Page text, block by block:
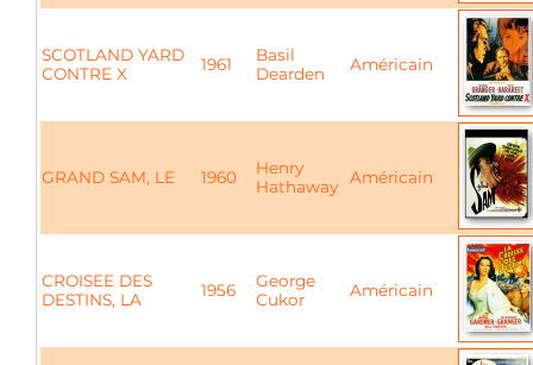
SCOTLAND YARD
CONTRE X
1961
Basil
Dearden
Américain
GRAND SAM, LE 1960
Henry
Hathaway
Américain
CROISEE DES
DESTINS, LA
1956
George
Cukor
Américain